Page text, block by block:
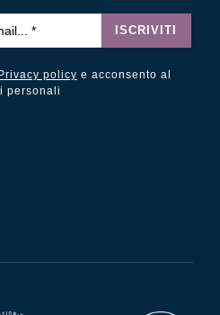
ISCRIVITI
Privacy policy e acconsento al
personali